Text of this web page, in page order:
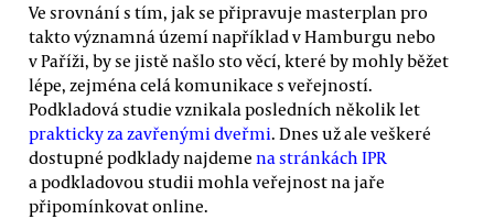
Ve srovnání s tím, jak se připravuje masterplan pro
takto významná území například v Hamburgu nebo
v Paříži, by se jistě našlo sto věcí, které by mohly běžet
lépe, zejména celá komunikace s veřejností.
Podkladová studie vznikala posledních několik let
prakticky za zavřenými dveřmi. Dnes už ale veškeré
dostupné podklady najdeme na stránkách IPR
a podkladovou studii mohla veřejnost na jaře
připomínkovat online.